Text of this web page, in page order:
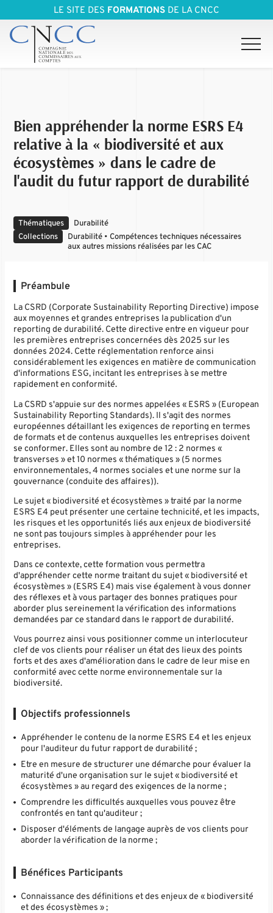
LE SITE DES FORMATIONS DE LA CNCC
Bien appréhender la norme ESRS E4
relative à la « biodiversité et aux
écosystèmes » dans le cadre de
l'audit du futur rapport de durabilité
Thématiques
Durabilité
Collections
Durabilité • Compétences techniques nécessaires
aux autres missions réalisées par les CAC
Préambule
La CSRD (Corporate Sustainability Reporting Directive) impose
aux moyennes et grandes entreprises la publication d'un
reporting de durabilité. Cette directive entre en vigueur pour
les premières entreprises concernées dès 2025 sur les
données 2024. Cette réglementation renforce ainsi
considérablement les exigences en matière de communication
d'informations ESG, incitant les entreprises à se mettre
rapidement en conformité.
La CSRD s'appuie sur des normes appelées « ESRS » (European
Sustainability Reporting Standards). Il s'agit des normes
européennes détaillant les exigences de reporting en termes
de formats et de contenus auxquelles les entreprises doivent
se conformer. Elles sont au nombre de 12 : 2 normes «
transverses » et 10 normes « thématiques » (5 normes
environnementales, 4 normes sociales et une norme sur la
gouvernance (conduite des affaires)).
Le sujet « biodiversité et écosystèmes » traité par la norme
ESRS E4 peut présenter une certaine technicité, et les impacts,
les risques et les opportunités liés aux enjeux de biodiversité
ne sont pas toujours simples à appréhender pour les
entreprises.
Dans ce contexte, cette formation vous permettra
d'appréhender cette norme traitant du sujet « biodiversité et
écosystèmes » (ESRS E4) mais vise également à vous donner
des réflexes et à vous partager des bonnes pratiques pour
aborder plus sereinement la vérification des informations
demandées par ce standard dans le rapport de durabilité.
Vous pourrez ainsi vous positionner comme un interlocuteur
clef de vos clients pour réaliser un état des lieux des points
forts et des axes d'amélioration dans le cadre de leur mise en
conformité avec cette norme environnementale sur la
biodiversité.
Objectifs professionnels
Appréhender le contenu de la norme ESRS E4 et les enjeux
pour l'auditeur du futur rapport de durabilité ;
Etre en mesure de structurer une démarche pour évaluer la
maturité d'une organisation sur le sujet « biodiversité et
écosystèmes » au regard des exigences de la norme ;
Comprendre les difficultés auxquelles vous pouvez être
confrontés en tant qu'auditeur ;
Disposer d'éléments de langage auprès de vos clients pour
aborder la vérification de la norme ;
Bénéfices Participants
Connaissance des définitions et des enjeux de « biodiversité
et des écosystèmes » ;